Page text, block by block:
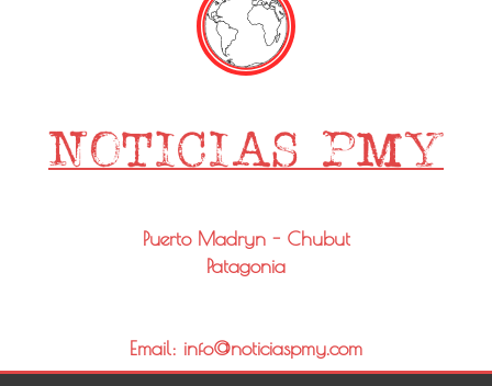
Puerto Madryn - Chubut
Patagonia
Email: info@noticiaspmy.com